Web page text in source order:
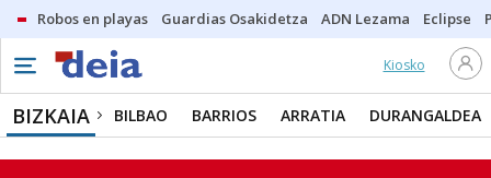
Robos en playas Guardias Osakidetza ADN Lezama Eclipse
Kiosko
BIZKAIA BILBAO BARRIOS ARRATIA DURANGALDEA